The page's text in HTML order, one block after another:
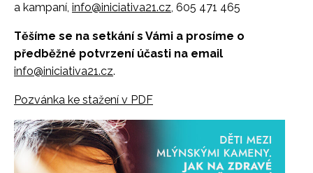
a kampaní, info@iniciativa21.cz, 605 471 465
Těšíme se na setkání s Vámi a prosíme o
předběžné potvrzení účasti na email
info@iniciativa21.cz.
Pozvánka ke stažení v PDF